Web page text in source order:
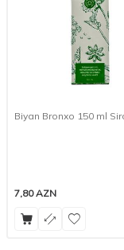
Biyan Bronxo 150 ml
7,80AZN